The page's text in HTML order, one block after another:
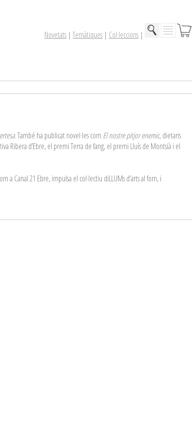
Novetats | Temàtiques | Col·leccions |
. També ha publicat novel·les com El nostre pitjor enemic, dietaris
Ribera d’Ebre, el premi Terra de fang, el premi Lluís de Montsià i el
Canal 21 Ebre, impulsa el col·lectiu diLLUMs d’arts al forn, i